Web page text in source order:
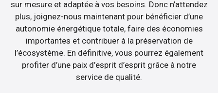
sur mesure et adaptée à vos besoins. Donc n’attendez
plus, joignez-nous maintenant pour bénéficier d’une
autonomie énergétique totale, faire des économies
importantes et contribuer à la préservation de
l’écosystème. En définitive, vous pourrez également
profiter d’une paix d’esprit d’esprit grâce à notre
service de qualité.